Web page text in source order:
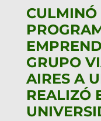
CULMINÓ
GRUPO
AIRES A
REALIZÓ